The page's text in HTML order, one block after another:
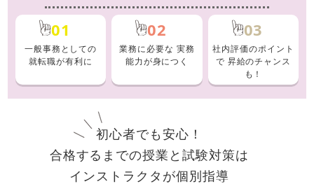
01
一般事務としての
就転職が有利に
02
業務に必要な 実務
能力が身につく
03
社内評価のポイント
で 昇給のチャンス
も！
初心者でも安心！
合格するまでの授業と試験対策は
インストラクタが個別指導